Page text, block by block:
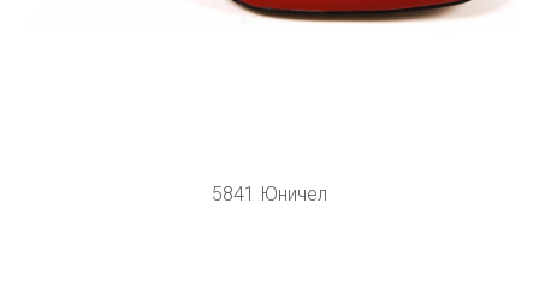
5841 Юничел